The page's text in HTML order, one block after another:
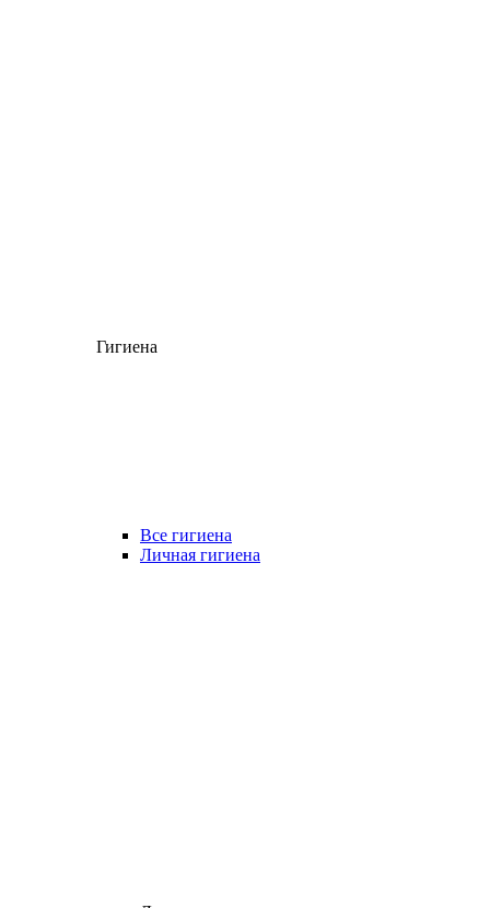
Гигиена
Все гигиена
Личная гигиена